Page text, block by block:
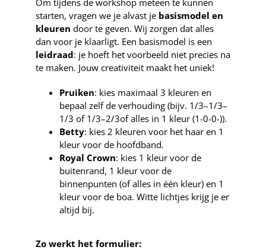
starten, vragen we je alvast je basismodel en
kleuren door te geven. Wij zorgen dat alles
dan voor je klaarligt. Een basismodel is een
leidraad: je hoeft het voorbeeld niet precies na
te maken. Jouw creativiteit maakt het uniek!
Pruiken: kies maximaal 3 kleuren en
bepaal zelf de verhouding (bijv. 1/3–1/3–
1/3 of 1/3–2/3of alles in 1 kleur (1-0-0-)).
Betty: kies 2 kleuren voor het haar en 1
kleur voor de hoofdband.
Royal Crown: kies 1 kleur voor de
buitenrand, 1 kleur voor de
binnenpunten (of alles in één kleur) en 1
kleur voor de boa. Witte lichtjes krijg je er
altijd bij.
Zo werkt het formulier: